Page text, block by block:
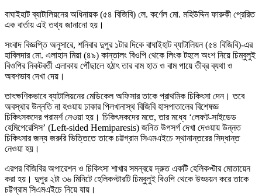
বাঘাইহাট ব্যাটালিয়নের অধিনায়ক (৫৪ বিজিবি) লে. কর্ণেল মো. মহিউদ্দিন ফারুকী প্রেরিত
এক বার্তায় এই তথ্য জানানো হয়।
সংবাদ বিজ্ঞপ্তি অনুসারে, শনিবার দুপুর ১টার দিকে বাঘাইহাট ব্যাটালিয়ন (৫৪ বিজিবি)-এর
হাবিলদার মো. এলাহান মিয়া (৪৯) কান্তালং বিওপি থেকে লিংক টহলে অংশ নিয়ে চিম্বুলুই
বিওপির নিকটবর্তী এলাকায় পৌঁছালে হঠাৎ তার বাম হাত ও বাম পায়ে তীব্র ব্যথা ও
অবশভাব দেখা দেয়।
তাৎক্ষণিকভাবে ব্যাটালিয়নের মেডিকেল অফিসার তাকে প্রাথমিক চিকিৎসা দেন। তবে
অবস্থার উন্নতি না হওয়ায় ঢাকার পিলখানাস্থ বিজিবি হাসপাতালের বিশেষজ্ঞ
চিকিৎসকদের পরামর্শ নেওয়া হয়। চিকিৎসকদের মতে, তার মধ্যে ‘লেফট-সাইডেড
হেমিপেরেসিস’ (Left-sided Hemiparesis) জনিত উপসর্গ দেখা দেওয়ায় উন্নত
চিকিৎসার জন্য জরুরি ভিত্তিতে তাকে চট্টগ্রাম সিএমএইচে স্থানান্তরের সিদ্ধান্ত
নেওয়া হয়।
এরপর বিজিবির অপারেশন ও চিকিৎসা শাখার সমন্বয়ে দ্রুত একটি হেলিকপ্টার মোতায়েন
করা হয়। দুপুর ২টা ৩৬ মিনিটে হেলিকপ্টারটি চিম্বুলুই বিওপি থেকে উড্ডয়ন করে তাকে
চট্টগ্রাম সিএমএইচে নিয়ে যায়।